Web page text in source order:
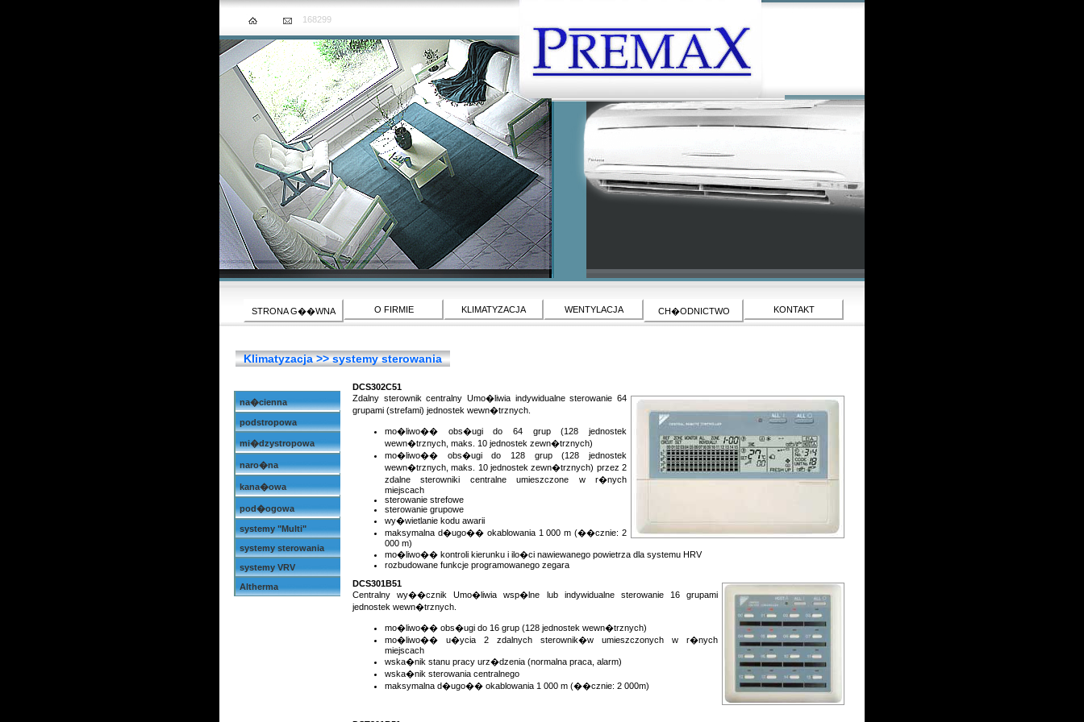
168299
STRONA G��WNA O FIRMIE KLIMATYZACJA WENTYLACJA CH�ODNICTWO KONTAKT
Klimatyzacja >> systemy sterowania
na�cienna
podstropowa
mi�dzystropowa
naro�na
kana�owa
pod�ogowa
systemy "Multi"
systemy sterowania
systemy VRV
Altherma
DCS302C51
Zdalny sterownik centralny Umo�liwia indywidualne sterowanie 64
grupami (strefami) jednostek wewn�trznych.
mo�liwo�� obs�ugi do 64 grup (128 jednostek
wewn�trznych, maks. 10 jednostek zewn�trznych)
mo�liwo�� obs�ugi do 128 grup (128 jednostek
wewn�trznych, maks. 10 jednostek zewn�trznych) przez 2
zdalne sterowniki centralne umieszczone w r�nych
miejscach
sterowanie strefowe
sterowanie grupowe
wy�wietlanie kodu awarii
maksymalna d�ugo�� okablowania 1 000 m (��cznie: 2
000 m)
mo�liwo�� kontroli kierunku i ilo�ci nawiewanego powietrza dla systemu HRV
rozbudowane funkcje programowanego zegara
DCS301B51
Centralny wy��cznik Umo�liwia wsp�lne lub indywidualne sterowanie 16 grupami
jednostek wewn�trznych.
mo�liwo�� obs�ugi do 16 grup (128 jednostek wewn�trznych)
mo�liwo�� u�ycia 2 zdalnych sterownik�w umieszczonych w r�nych
miejscach
wska�nik stanu pracy urz�dzenia (normalna praca, alarm)
wska�nik sterowania centralnego
maksymalna d�ugo�� okablowania 1 000 m (��cznie: 2 000m)